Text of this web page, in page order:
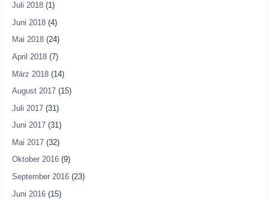
Juli 2018(1)
Juni 2018(4)
Mai 2018(24)
April 2018(7)
März 2018(14)
August 2017(15)
Juli 2017(31)
Juni 2017(31)
Mai 2017(32)
Oktober 2016(9)
September 2016(23)
Juni 2016(15)